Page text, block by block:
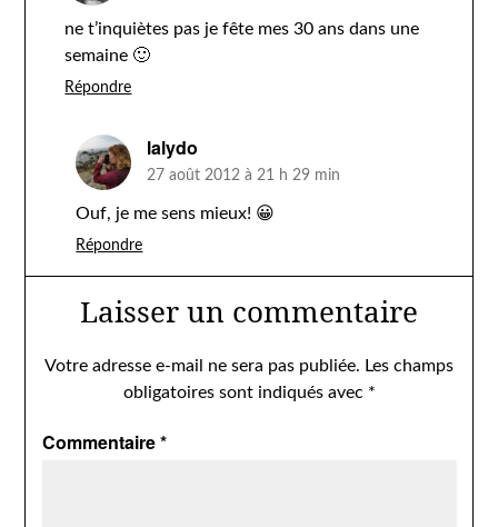
ne t’inquiètes pas je fête mes 30 ans dans une
semaine 🙂
Répondre
lalydo
27 août 2012 à 21 h 29 min
Ouf, je me sens mieux! 😀
Répondre
Laisser un commentaire
Votre adresse e-mail ne sera pas publiée. Les champs
obligatoires sont indiqués avec *
Commentaire*